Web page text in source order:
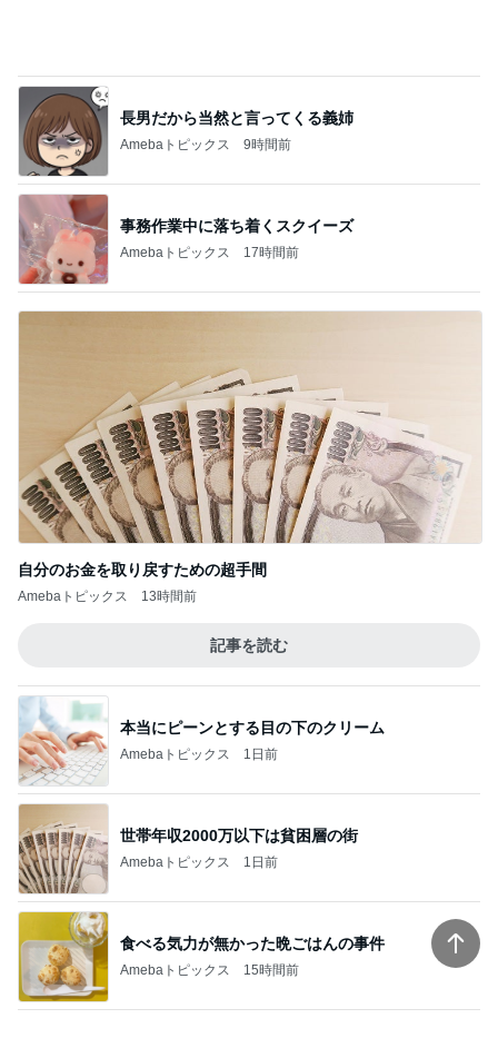
長男だから当然と言ってくる義姉
Amebaトピックス 9時間前
事務作業中に落ち着くスクイーズ
Amebaトピックス 17時間前
自分のお金を取り戻すための超手間
Amebaトピックス 13時間前
記事を読む
本当にピーンとする目の下のクリーム
Amebaトピックス 1日前
世帯年収2000万以下は貧困層の街
Amebaトピックス 1日前
食べる気力が無かった晩ごはんの事件
Amebaトピックス 15時間前